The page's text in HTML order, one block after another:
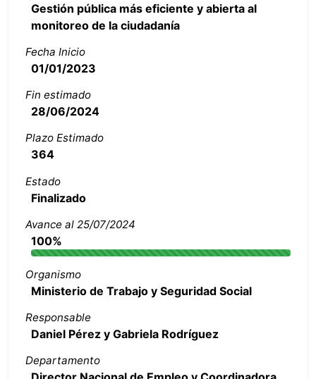
Gestión pública más eficiente y abierta al
monitoreo de la ciudadanía
Fecha Inicio
01/01/2023
Fin estimado
28/06/2024
Plazo Estimado
364
Estado
Finalizado
Avance al 25/07/2024
100%
Organismo
Ministerio de Trabajo y Seguridad Social
Responsable
Daniel Pérez y Gabriela Rodríguez
Departamento